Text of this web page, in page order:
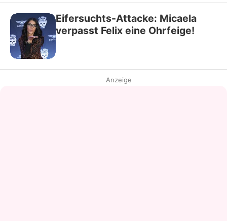
Eifersuchts-Attacke: Micaela
verpasst Felix eine Ohrfeige!
Anzeige